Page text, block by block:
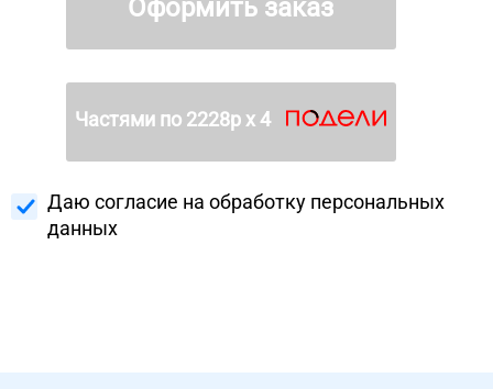
Оформить заказ
Частями по 2228р х 4
Даю согласие на обработку персональных
данных